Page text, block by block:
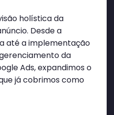
holística da
Desde a
até a implementação
da
Ads, expandimos o
já cobrimos como